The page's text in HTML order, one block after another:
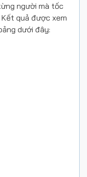
người mà tốc
quả được xem
dưới đây: